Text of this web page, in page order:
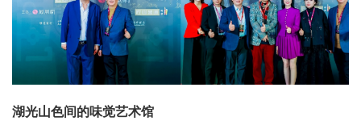
湖光山色间的味觉艺术馆